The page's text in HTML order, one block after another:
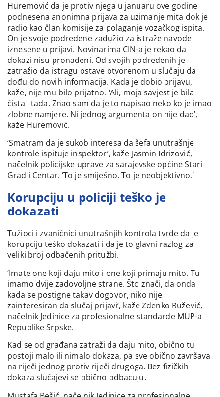
Huremović da je protiv njega u januaru ove godine
podnesena anonimna prijava za uzimanje mita dok je
radio kao član komisije za polaganje vozačkog ispita.
On je svoje podređene zadužio za istraže navode
iznesene u prijavi. Novinarima CIN-a je rekao da
dokazi nisu pronađeni. Od svojih podređenih je
zatražio da istragu ostave otvorenom u slučaju da
dođu do novih informacija. Kada je dobio prijavu,
kaže, nije mu bilo prijatno. ‘Ali, moja savjest je bila
čista i tada. Znao sam da je to napisao neko ko je imao
zlobne namjere. Ni jednog argumenta on nije dao’,
kaže Huremović.
‘Smatram da je sukob interesa da šefa unutrašnje
kontrole ispituje inspektor’, kaže Jasmin Idrizović,
načelnik policijske uprave za sarajevske općine Stari
Grad i Centar. ‘To je smiješno. To je neobjektivno.’
Korupciju u policiji teško je
dokazati
Tužioci i zvaničnici unutrašnjih kontrola tvrde da je
korupciju teško dokazati i da je to glavni razlog za
veliki broj odbačenih pritužbi.
‘Imate one koji daju mito i one koji primaju mito. Tu
imamo dvije zadovoljne strane. Što znači, da onda
kada se postigne takav dogovor, niko nije
zainteresiran da slučaj prijavi’, kaže Zdenko Ružević,
načelnik Jedinice za profesionalne standarde MUP-a
Republike Srpske.
Kad se od građana zatraži da daju mito, obično tu
postoji malo ili nimalo dokaza, pa sve obično završava
na riječi jednog protiv riječi drugoga. Bez fizičkih
dokaza slučajevi se obično odbacuju.